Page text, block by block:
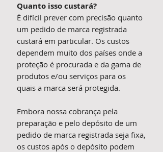
Quanto isso custará?
É difícil prever com precisão quanto
um pedido de marca registrada
custará em particular. Os custos
dependem muito dos países onde a
proteção é procurada e da gama de
produtos e/ou serviços para os
quais a marca será protegida.
Embora nossa cobrança pela
preparação e pelo depósito de um
pedido de marca registrada seja fixa,
os custos após o depósito podem